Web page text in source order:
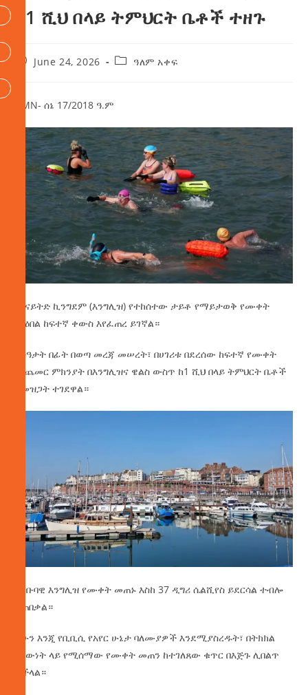
ከ1 ሺህ በላይ ትምህርት ቤቶች ተዘጉ
June 24, 2026 ዓለም አቀፍ
AMN- ሰኔ 17/2018 ዓ.ም
በዩናይትድ ኪንግደም (እንግሊዝ) የተከሰተው ታይቶ የማይታወቅ የሙቀት
ማዕበል ከፍተኛ ቀውስ እየፈጠረ ይገኛል።
ከሰዓታት በፊት በወጣ መረጃ መሠረት፣ በሀገሪቱ በደረሰው ከፍተኛ የሙቀት
መጨመር ምክንያት በእንግሊዝና ዌልስ ውስጥ ከ1 ሺህ በላይ ትምህርት ቤቶች
ለመዝጋት ተገደዋል።
በደቡባዊ እንግሊዝ የሙቀት መጠኑ እስከ 37 ዲግሪ ሴልሺየስ ይደርሳል ተብሎ
ይጠበቃል።
ይሁን እንጂ የቢቢሲ የአየር ሁኔታ ባለሙያዎች እንደሚያስረዱት፣ በትክክል
በሰውነት ላይ የሚሰማው የሙቀት መጠን ከተገለጸው ቁጥር በእጅጉ ሊበልጥ
ይችላል።